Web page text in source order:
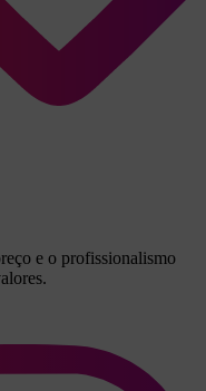
e o profissionalismo